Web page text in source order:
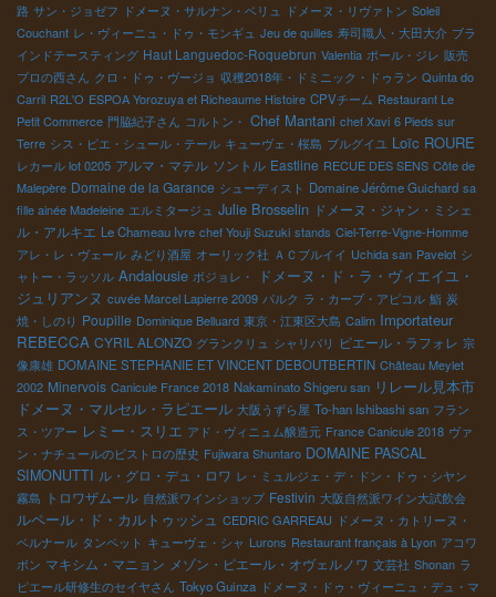
路 サン・ジョゼフ ドメーヌ・サルナン・ベリュ ドメーヌ・リヴァトン Soleil
Couchant レ・ヴィーニュ・ドゥ・モンギュ Jeu de quilles 寿司職人・大田大介 ブラ
インドテースティング Haut Languedoc-Roquebrun Valentia ポール・ジレ 販売
プロの西さん クロ・ドゥ・ヴージョ 収穫2018年・ドミニック・ドゥラン Quinta do
Carril R2L'O ESPOA Yorozuya et Richeaume Histoire CPVチーム Restaurant Le
Petit Commerce 門脇紀子さん コルトン・ Chef Mantani chef Xavi 6 Pieds sur
Terre シス・ピエ・シュール・テール キューヴェ・桜島 ブルグイユ Loïc ROURE
レカール lot 0205 アルマ・マテル ソントル Eastline RECUE DES SENS Côte de
Malepère Domaine de la Garance シューディスト Domaine Jérôme Guichard sa
fille ainée Madeleine エルミタージュ Julie Brosselin ドメーヌ・ジャン・ミシェ
ル・アルキエ Le Chameau Ivre chef Youji Suzuki stands Ciel-Terre-Vigne-Homme
アレ・レ・ヴェール みどり酒屋 オーリック社 ＡＣブルイイ Uchida san Pavelot シ
ャトー・ラッソル Andalousie ボジョレ・
ドメーヌ・ド・ラ・ヴィエイユ・
ジュリアンヌ cuvée Marcel Lapierre 2009 パルク ラ・カーブ・アピコル 鮨 炭
焼・しのり Poupille Dominique Belluard 東京・江東区大島 Calim Importateur
REBECCA CYRIL ALONZO グランクリュ シャリバリ ピエール・ラフォレ 宗
像康雄 DOMAINE STEPHANIE ET VINCENT DEBOUTBERTIN Château Meylet
2002 Minervois Canicule France 2018 Nakaminato Shigeru san リレール見本市
ドメーヌ・マルセル・ラピエール 大阪うずら屋 To-han Ishibashi san フラン
ス・ツアー レミー・スリエ アド・ヴィニュム醸造元 France Canicule 2018 ヴァ
ン・ナチュールのビストロの歴史 Fujiwara Shuntaro DOMAINE PASCAL
SIMONUTTI ル・グロ・デュ・ロワ レ・ミュルジェ・デ・ドン・ドゥ・シヤン
霧島 トロワザムール 自然派ワインショップ Festivin 大阪自然派ワイン大試飲会
ルペール・ド・カルトゥッシュ CEDRIC GARREAU ドメーヌ・カトリーヌ・
ベルナール タンペット キューヴェ・シャ Lurons Restaurant français à Lyon アコワ
ボン マキシム・マニョン メゾン・ピエール・オヴェルノワ 文芸社 Shonan ラ
ピエール研修生のセイヤさん Tokyo Guinza ドメーヌ・ドゥ・ヴィーニュ・デュ・マ